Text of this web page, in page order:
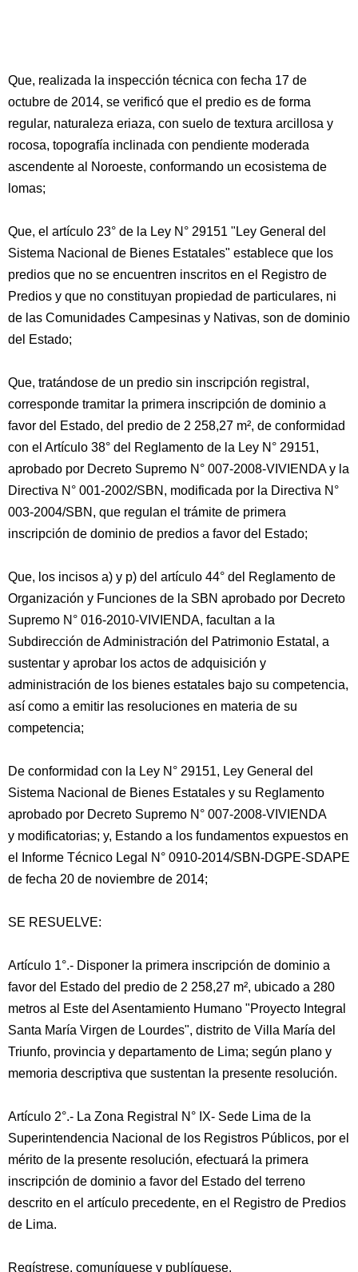
Que, realizada la inspección técnica con fecha 17 de
octubre de 2014, se verificó que el predio es de forma
regular, naturaleza eriaza, con suelo de textura arcillosa y
rocosa, topografía inclinada con pendiente moderada
ascendente al Noroeste, conformando un ecosistema de
lomas;
Que, el artículo 23° de la Ley N° 29151 "Ley General del
Sistema Nacional de Bienes Estatales" establece que los
predios que no se encuentren inscritos en el Registro de
Predios y que no constituyan propiedad de particulares, ni
de las Comunidades Campesinas y Nativas, son de dominio
del Estado;
Que, tratándose de un predio sin inscripción registral,
corresponde tramitar la primera inscripción de dominio a
favor del Estado, del predio de 2 258,27 m², de conformidad
con el Artículo 38° del Reglamento de la Ley N° 29151,
aprobado por Decreto Supremo N° 007-2008-VIVIENDA y la
Directiva N° 001-2002/SBN, modificada por la Directiva N°
003-2004/SBN, que regulan el trámite de primera
inscripción de dominio de predios a favor del Estado;
Que, los incisos a) y p) del artículo 44° del Reglamento de
Organización y Funciones de la SBN aprobado por Decreto
Supremo N° 016-2010-VIVIENDA, facultan a la
Subdirección de Administración del Patrimonio Estatal, a
sustentar y aprobar los actos de adquisición y
administración de los bienes estatales bajo su competencia,
así como a emitir las resoluciones en materia de su
competencia;
De conformidad con la Ley N° 29151, Ley General del
Sistema Nacional de Bienes Estatales y su Reglamento
aprobado por Decreto Supremo N° 007-2008-VIVIENDA
y modificatorias; y, Estando a los fundamentos expuestos en
el Informe Técnico Legal N° 0910-2014/SBN-DGPE-SDAPE
de fecha 20 de noviembre de 2014;
SE RESUELVE:
Artículo 1°.- Disponer la primera inscripción de dominio a
favor del Estado del predio de 2 258,27 m², ubicado a 280
metros al Este del Asentamiento Humano "Proyecto Integral
Santa María Virgen de Lourdes", distrito de Villa María del
Triunfo, provincia y departamento de Lima; según plano y
memoria descriptiva que sustentan la presente resolución.
Artículo 2°.- La Zona Registral N° IX- Sede Lima de la
Superintendencia Nacional de los Registros Públicos, por el
mérito de la presente resolución, efectuará la primera
inscripción de dominio a favor del Estado del terreno
descrito en el artículo precedente, en el Registro de Predios
de Lima.
Regístrese, comuníquese y publíquese.